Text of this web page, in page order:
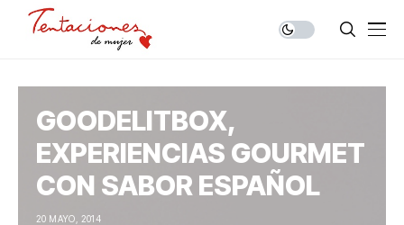
GOODELITBOX,
EXPERIENCIAS GOURMET
CON SABOR ESPAÑOL
20 MAYO, 2014